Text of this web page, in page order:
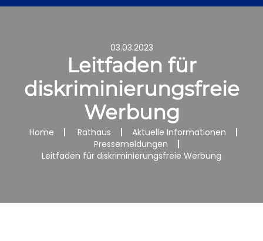
03.03.2023
Leitfaden für
diskriminierungsfreie
Werbung
Home Rathaus
Aktuelle Informationen
Pressemeldungen
Leitfaden für diskriminierungsfreie Werbung